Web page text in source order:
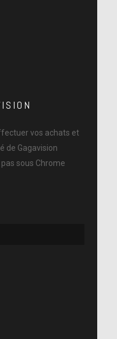
vos achats et
de Gagavision
sous Chrome